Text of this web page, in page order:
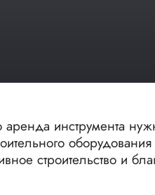
аренда инструмента
строительство и